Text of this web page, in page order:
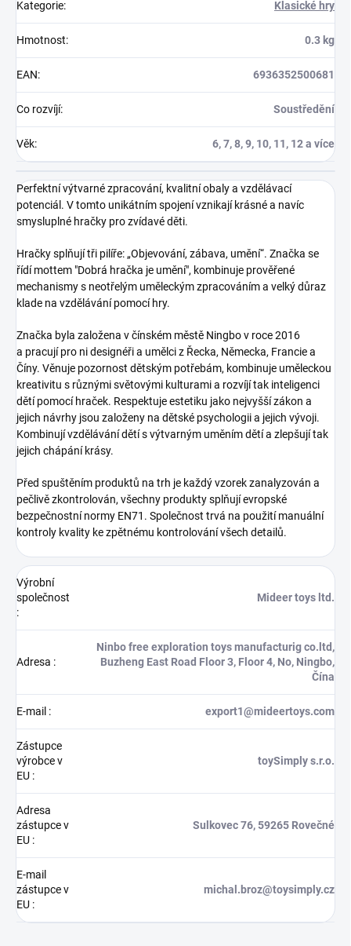
Kategorie: Klasické hry
Hmotnost: 0.3 kg
EAN: 6936352500681
Co rozvíjí: Soustředění
Věk: 6, 7, 8, 9, 10, 11, 12 a více
Perfektní výtvarné zpracování, kvalitní obaly a vzdělávací
potenciál. V tomto unikátním spojení vznikají krásné a navíc
smysluplné hračky pro zvídavé děti.
Hračky splňují tři pilíře: „Objevování, zábava, umění“. Značka se
řídí mottem "Dobrá hračka je umění", kombinuje prověřené
mechanismy s neotřelým uměleckým zpracováním a velký důraz
klade na vzdělávání pomocí hry.
Značka byla založena v čínském městě Ningbo v roce 2016
a pracují pro ni designéři a umělci z Řecka, Německa, Francie a
Číny. Věnuje pozornost dětským potřebám, kombinuje uměleckou
kreativitu s různými světovými kulturami a rozvíjí tak inteligenci
dětí pomocí hraček. Respektuje estetiku jako nejvyšší zákon a
jejich návrhy jsou založeny na dětské psychologii a jejich vývoji.
Kombinují vzdělávání dětí s výtvarným uměním dětí a zlepšují tak
jejich chápání krásy.
Před spuštěním produktů na trh je každý vzorek zanalyzován a
pečlivě zkontrolován, všechny produkty splňují evropské
bezpečnostní normy EN71. Společnost trvá na použití manuální
kontroly kvality ke zpětnému kontrolování všech detailů.
Výrobní
společnost
:
Mideer toys ltd.
Adresa :
Ninbo free exploration toys manufacturig co.ltd,
Buzheng East Road Floor 3, Floor 4, No, Ningbo,
Čína
E-mail : export1@mideertoys.com
Zástupce
výrobce v
EU :
toySimply s.r.o.
Adresa
zástupce v
EU :
Sulkovec 76, 59265 Rovečné
E-mail
zástupce v
EU :
michal.broz@toysimply.cz